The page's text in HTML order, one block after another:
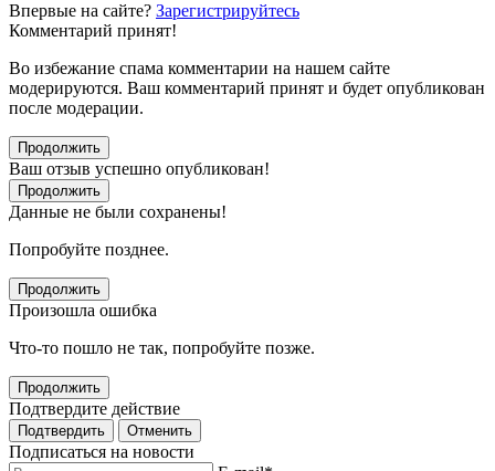
Впервые на сайте? Зарегистрируйтесь
Комментарий принят!
Во избежание спама комментарии на нашем сайте
модерируются. Ваш комментарий принят и будет опубликован
после модерации.
Продолжить
Ваш отзыв успешно опубликован!
Продолжить
Данные не были сохранены!
Попробуйте позднее.
Продолжить
Произошла ошибка
Что-то пошло не так, попробуйте позже.
Продолжить
Подтвердите действие
Подтвердить Отменить
Подписаться на новости